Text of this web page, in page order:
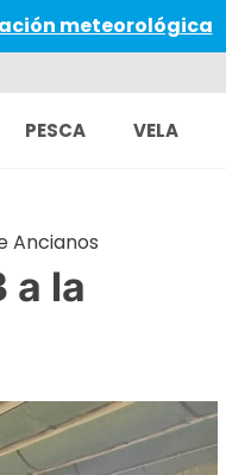
meteorológica
PESCA VELA
Ancianos
a la